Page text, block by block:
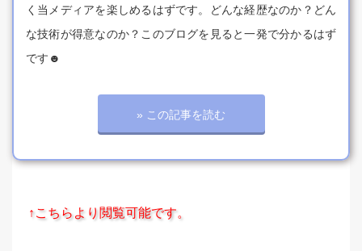
く当メディアを楽しめるはずです。どんな経歴なのか？どん
な技術が得意なのか？このブログを見ると一発で分かるはず
です☻
» この記事を読む
↑こちらより閲覧可能です。